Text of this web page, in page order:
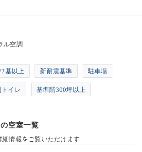
ル空調
基以上 新耐震基準 駐車場
トイレ 基準階300坪以上
空室一覧
情報をご覧いただけます